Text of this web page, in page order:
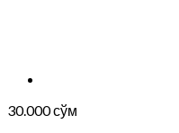
30.000сўм